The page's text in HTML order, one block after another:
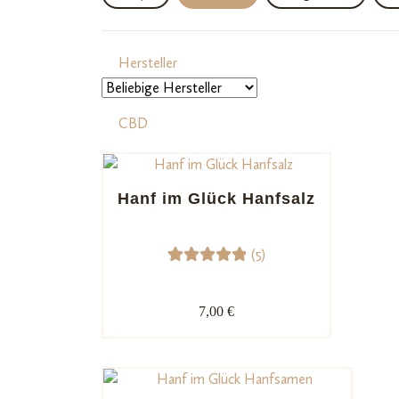
Hersteller
CBD
Hanf im Glück Hanfsalz
5.00 von
d auf
(5)
7,00 €